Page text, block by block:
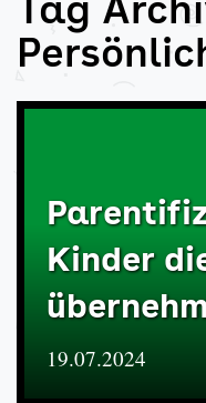
Tag
Kinder
19.07.2024